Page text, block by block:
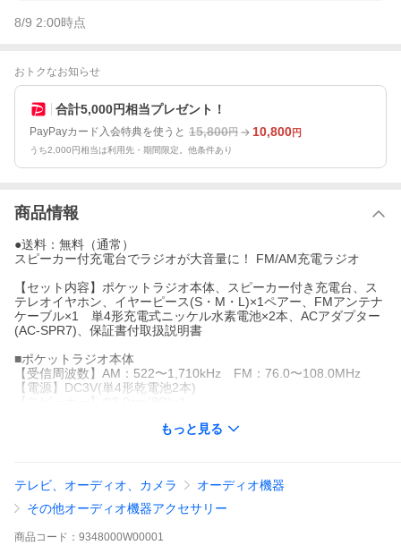
8/9 2:00時点
おトクなお知らせ
合計5,000円相当プレゼント！
PayPayカード入会特典を使うと 15,800円 10,800円
うち2,000円相当は利用先・期間限定。他条件あり
商品情報
●送料：無料（通常）
スピーカー付充電台でラジオが大音量に！ FM/AM充電ラジオ
【セット内容】ポケットラジオ本体、スピーカー付き充電台、ス
テレオイヤホン、イヤーピース(S・M・L)×1ペアー、FMアンテナ
ケーブル×1 単4形充電式ニッケル水素電池×2本、ACアダプター
(AC-SPR7)、保証書付取扱説明書
■ポケットラジオ本体
【受信周波数】AM：522〜1,710kHz FM：76.0〜108.0MHz
【電源】DC3V(単4形乾電池2本)
【電源】DC6V 1000mA
【スピーカー】Φ4.0cm(8Ω)×2
【実用最大出力】400mW×2
【最大外形寸法】幅110×高さ50×奥行60mm(突起物含まず)
【質量】約135g
もっと見る
テレビ、オーディオ、カメラ
オーディオ機器
その他オーディオ機器アクセサリー
商品 コード： 9348000W00001